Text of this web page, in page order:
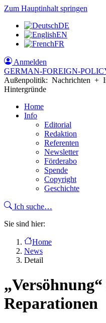
Zum Hauptinhalt springen
DE
EN
FR
Anmelden
GERMAN-FOREIGN-
Außenpolitik: Nachrichten +
Hintergründe
Home
Info
Editorial
Redaktion
Referenten
Newsletter
Förderabo
Spende
Copyright
Geschichte
Ich suche…
Sie sind hier:
Home
News
Detail
Reparationen